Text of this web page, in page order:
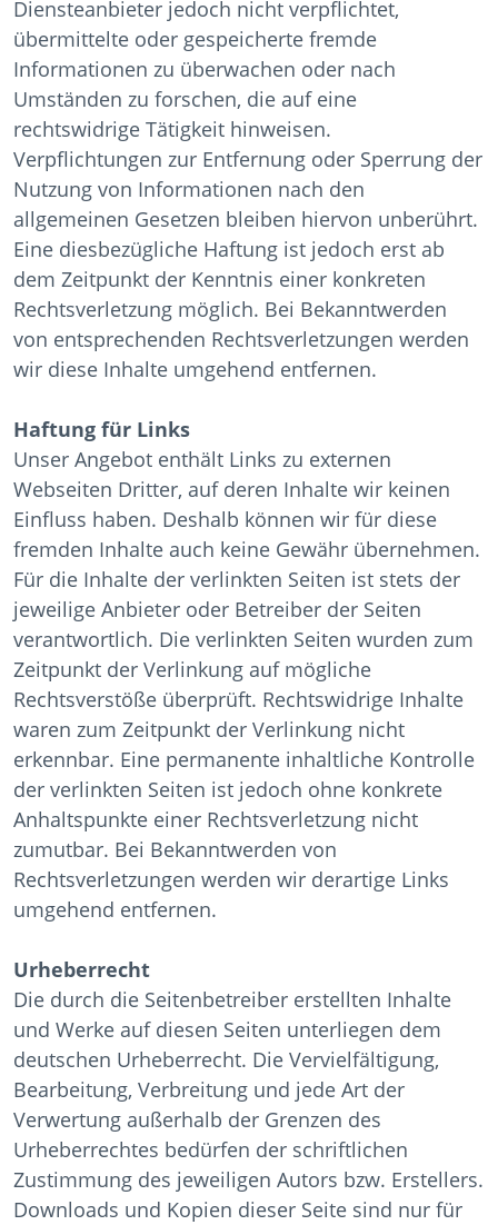
Diensteanbieter jedoch nicht verpflichtet,
übermittelte oder gespeicherte fremde
Informationen zu überwachen oder nach
Umständen zu forschen, die auf eine
rechtswidrige Tätigkeit hinweisen.
Verpflichtungen zur Entfernung oder Sperrung der
Nutzung von Informationen nach den
allgemeinen Gesetzen bleiben hiervon unberührt.
Eine diesbezügliche Haftung ist jedoch erst ab
dem Zeitpunkt der Kenntnis einer konkreten
Rechtsverletzung möglich. Bei Bekanntwerden
von entsprechenden Rechtsverletzungen werden
wir diese Inhalte umgehend entfernen.
Haftung für Links
Unser Angebot enthält Links zu externen
Webseiten Dritter, auf deren Inhalte wir keinen
Einfluss haben. Deshalb können wir für diese
fremden Inhalte auch keine Gewähr übernehmen.
Für die Inhalte der verlinkten Seiten ist stets der
jeweilige Anbieter oder Betreiber der Seiten
verantwortlich. Die verlinkten Seiten wurden zum
Zeitpunkt der Verlinkung auf mögliche
Rechtsverstöße überprüft. Rechtswidrige Inhalte
waren zum Zeitpunkt der Verlinkung nicht
erkennbar. Eine permanente inhaltliche Kontrolle
der verlinkten Seiten ist jedoch ohne konkrete
Anhaltspunkte einer Rechtsverletzung nicht
zumutbar. Bei Bekanntwerden von
Rechtsverletzungen werden wir derartige Links
umgehend entfernen.
Urheberrecht
Die durch die Seitenbetreiber erstellten Inhalte
und Werke auf diesen Seiten unterliegen dem
deutschen Urheberrecht. Die Vervielfältigung,
Bearbeitung, Verbreitung und jede Art der
Verwertung außerhalb der Grenzen des
Urheberrechtes bedürfen der schriftlichen
Zustimmung des jeweiligen Autors bzw. Erstellers.
Downloads und Kopien dieser Seite sind nur für